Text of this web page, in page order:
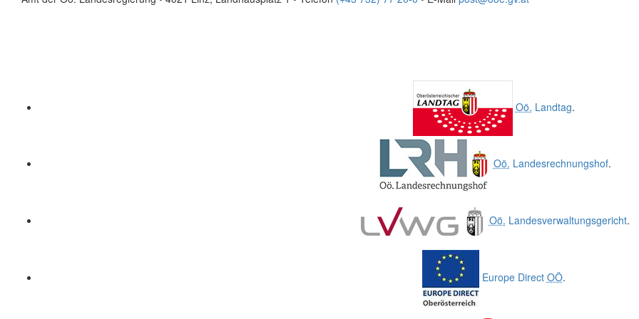
Oö. Landtag.
Oö. Landesrechnungshof.
Oö. Landesverwaltungsgericht.
Europe Direct OÖ.